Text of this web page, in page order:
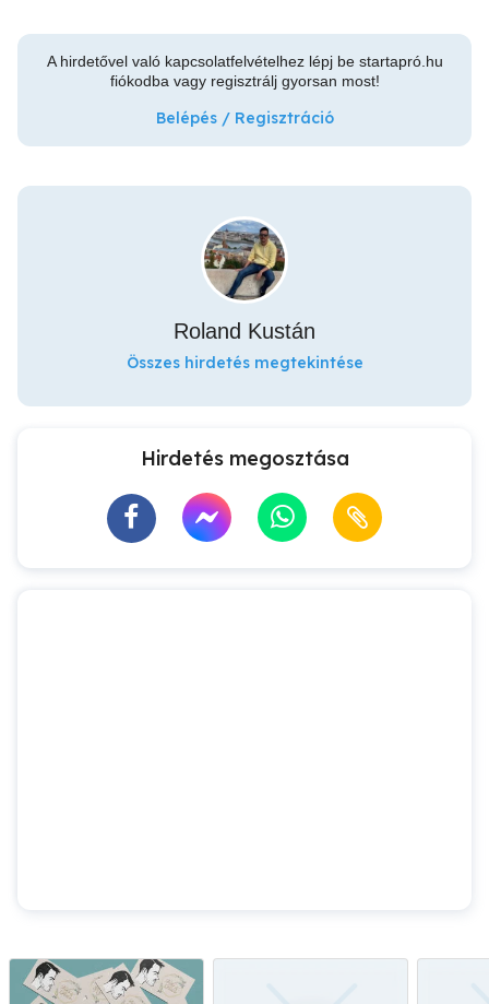
A hirdetővel való kapcsolatfelvételhez lépj be startapró.hu
fiókodba vagy regisztrálj gyorsan most!
Belépés / Regisztráció
Roland Kustán
Összes hirdetés megtekintése
Hirdetés megosztása